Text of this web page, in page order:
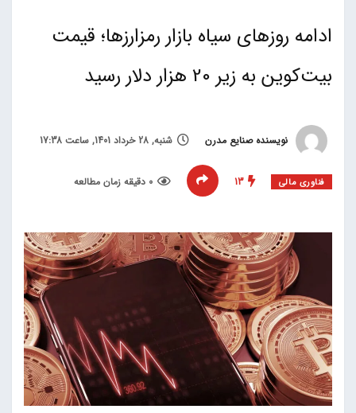
ادامه روزهای سیاه بازار رمزارزها؛ قیمت
بیت‌کوین به زیر 20 هزار دلار رسید
نویسنده صنایع مدرن شنبه, 28 خرداد 1401, ساعت 17:38
فناوری مالی 13 0 دقیقه زمان مطالعه